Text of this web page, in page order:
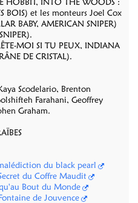
BOIS) et les monteurs Joel Cox
BABY, AMERICAN SNIPER)
MOI SI TU PEUX, INDIANA
DE CRISTAL).
Scodelario, Brenton
Farahani, Geoffrey
Graham.
du black pearl
du Coffre Maudit
Bout du Monde
de Jouvence